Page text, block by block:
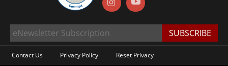
Contact Us Privacy Policy Reset Privacy